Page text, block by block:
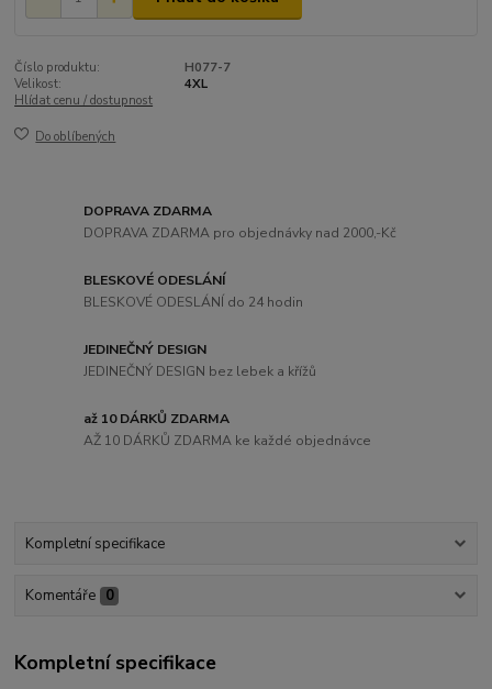
Číslo produktu:
H077-7
Velikost:
4XL
Hlídat cenu / dostupnost
Do oblíbených
DOPRAVA ZDARMA
DOPRAVA ZDARMA pro objednávky nad 2000,-Kč
BLESKOVÉ ODESLÁNÍ
BLESKOVÉ ODESLÁNÍ do 24 hodin
JEDINEČNÝ DESIGN
JEDINEČNÝ DESIGN bez lebek a křížů
až 10 DÁRKŮ ZDARMA
AŽ 10 DÁRKŮ ZDARMA ke každé objednávce
Kompletní specifikace
Komentáře 0
Kompletní specifikace